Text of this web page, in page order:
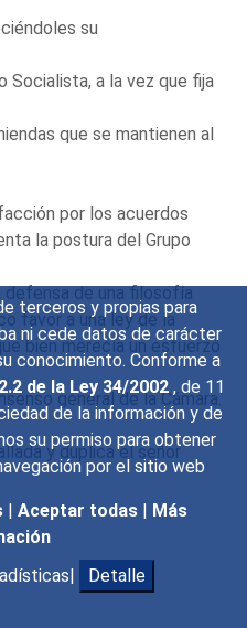
terceros y propias para
ni cede datos de carácter
conocimiento. Conforme a
de la Ley 34/2002 , de 11
de la información y de
su permiso para obtener
por el sitio web
| Aceptar todas | Más
Detalle
su
Socialista, a la vez que fija
que se mantienen al
por los acuerdos
la postura del Grupo
defensa de una filosofía
favor a una ley de la
bien merecía un esfuerzo
general de la Cámara.
y duplica el señor